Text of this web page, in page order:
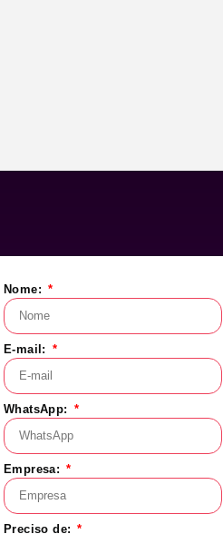
Nome:
E-mail:
WhatsApp:
Empresa:
Preciso de: